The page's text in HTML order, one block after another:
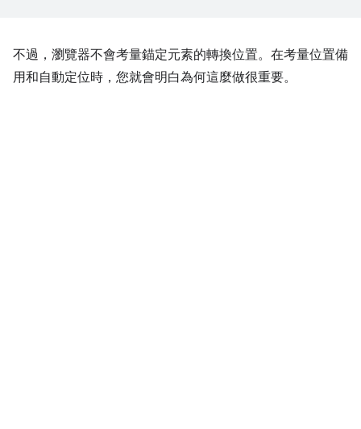
不過，瀏覽器不會考量錨定元素的轉換位置。在考量位置備
用和自動定位時，您就會明白為何這麼做很重要。